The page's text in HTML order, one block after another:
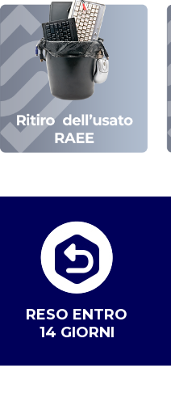
RESO ENTRO
14 GIORNI